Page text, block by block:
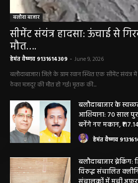
बलौदा बाजार
सीमेंट संयंत्र हादसा: ऊंचाई से
मौत….
हेमंत वैष्णव 9131614309 - June 9, 2026
ठेका मजदूर की मौत हो गई। मृतक की...
बलौदाबाजार के
आशियाना: 70 साल
बनेंगे नए मकान,
हेमंत वैष्णव